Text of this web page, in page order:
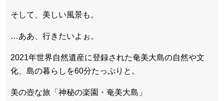
そして、美しい風景も。
…ああ、行きたいよぉ。
2021年世界自然遺産に登録された奄美大島の自然や文
化、島の暮らしを60分たっぷりと。
美の壺な旅「神秘の楽園・奄美大島」